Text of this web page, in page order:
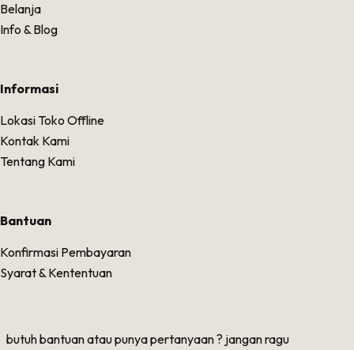
Belanja
Info & Blog
Informasi
Lokasi Toko Offline
Kontak Kami
Tentang Kami
Bantuan
Konfirmasi Pembayaran
Syarat & Kententuan
butuh bantuan atau punya pertanyaan ? jangan ragu